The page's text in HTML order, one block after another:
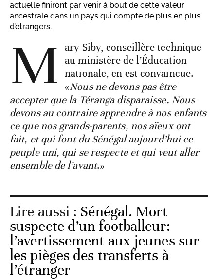
actuelle finiront par venir à bout de cette valeur
ancestrale dans un pays qui compte de plus en plus
d’étrangers.
M
ary Siby, conseillère technique
au ministère de l’Éducation
nationale, en est convaincue.
«Nous ne devons pas être
accepter que la Téranga disparaisse. Nous
devons au contraire apprendre à nos enfants
ce que nos grands-parents, nos aïeux ont
fait, et qui font du Sénégal aujourd’hui ce
peuple uni, qui se respecte et qui veut aller
ensemble de l’avant.»
Lire aussi : Sénégal. Mort
suspecte d’un footballeur:
l’avertissement aux jeunes sur
les pièges des transferts à
l’étranger